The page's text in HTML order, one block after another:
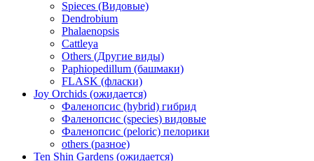
Spieces (Видовые)
Dendrobium
Phalaenopsis
Cattleya
Others (Другие виды)
Paphiopedillum (башмаки)
FLASK (фласки)
Joy Orchids (ожидается)
Фаленопсис (hybrid) гибрид
Фаленопсис (species) видовые
Фаленопсис (peloric) пелорики
others (разное)
Ten Shin Gardens (ожидается)